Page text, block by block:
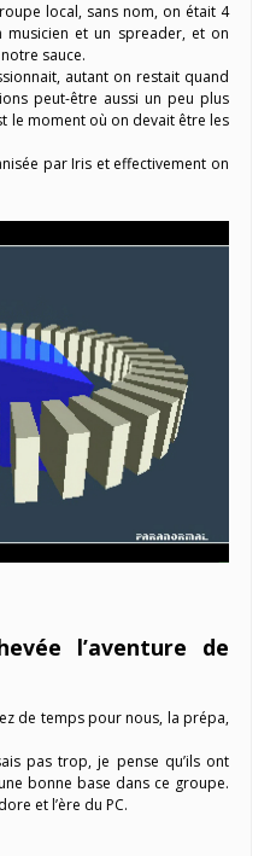
local, sans nom, on était 4
et un spreader, et on
sauce.
autant on restait quand
peut-être aussi un peu plus
le moment où on devait être les
par Iris et effectivement on
l’aventure de
de temps pour nous, la prépa,
pas trop, je pense qu’ils ont
bonne base dans ce groupe.
et l’ère du PC.